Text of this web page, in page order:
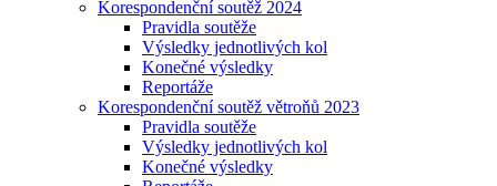
Korespondenční soutěž 2024
Pravidla soutěže
Výsledky jednotlivých kol
Konečné výsledky
Reportáže
Korespondenční soutěž větroňů 2023
Pravidla soutěže
Výsledky jednotlivých kol
Konečné výsledky